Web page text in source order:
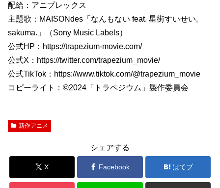
配給：アニプレックス
主題歌：MAISONdes「なんもない feat. 星街すいせい,
sakuma.」（Sony Music Labels）
公式HP：https://trapezium-movie.com/
公式X：https://twitter.com/trapezium_movie/
公式TikTok：https://www.tiktok.com/@trapezium_movie
コピーライト：©2024「トラペジウム」製作委員会
新作アニメ
シェアする
X Facebook はてブ